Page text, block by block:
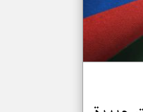
تغيير الدولة
القمر على مدار الساعة
القمر العاجلة والمباشرة